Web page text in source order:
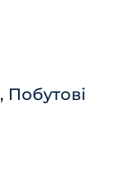
, Побутові